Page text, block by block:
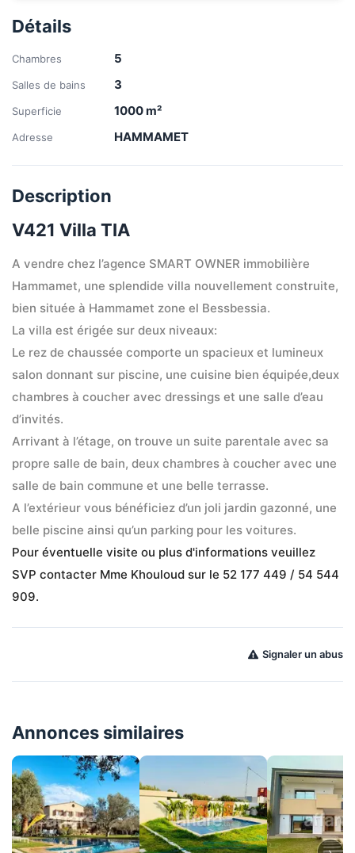
Détails
Chambres 5
Salles de bains 3
Superficie 1000m²
Adresse HAMMAMET
Description
V421 Villa TIA
A vendre chez l’agence SMART OWNER immobilière
Hammamet, une splendide villa nouvellement construite,
bien située à Hammamet zone el Bessbessia.
La villa est érigée sur deux niveaux:
Le rez de chaussée comporte un spacieux et lumineux
salon donnant sur piscine, une cuisine bien équipée,deux
chambres à coucher avec dressings et une salle d’eau
d’invités.
Arrivant à l’étage, on trouve un suite parentale avec sa
propre salle de bain, deux chambres à coucher avec une
salle de bain commune et une belle terrasse.
A l’extérieur vous bénéficiez d’un joli jardin gazonné, une
belle piscine ainsi qu’un parking pour les voitures.
Pour éventuelle visite ou plus d'informations veuillez
SVP contacter Mme Khouloud sur le 52 177 449 / 54 544
909.
Signaler un abus
Annonces similaires